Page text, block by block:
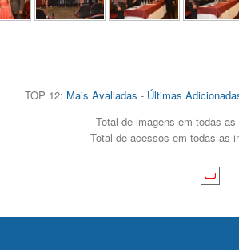
TOP 12: Mais Avaliadas - Últimas
Total de imagens em todas
Total de acessos em todas as